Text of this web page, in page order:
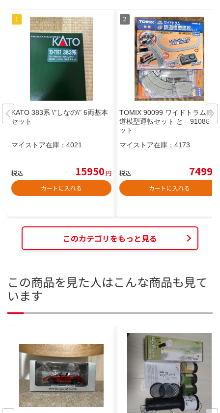
KATO 383系 \"しなの\" 6両基本
セット
マイストア在庫： 4021
税込 15950円
カートに入れる
TOMIX 90099 ワイドトラム鉄
道模型運転セット と 91086 セ
ット
マイストア在庫： 4173
税込 7499
カートに入れる
このカテゴリをもっと見る
この商品を見た人はこんな商品も見て
います